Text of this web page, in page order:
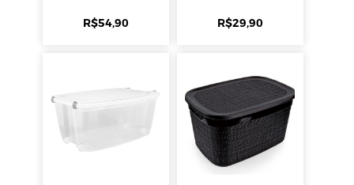
R$54,90 R$29,90